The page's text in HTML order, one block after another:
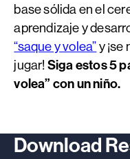
base sólida en el
aprendizaje y
“saque y volea”y
jugar!Siga estos 5
volea” con un niño.
Download